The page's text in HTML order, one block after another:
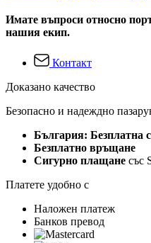
Имате въпроси относно
нашия екип.
Контакт
Доказано качество
Безопасно и надеждно
България: Безплатна
Безплатно връщане
Сигурно плащане със
Платете удобно с
Наложен платеж
Банков превод